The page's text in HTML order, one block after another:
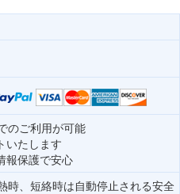
のご利用が可能
いたします
報保護で安心
時、短絡時は自動停止される安全